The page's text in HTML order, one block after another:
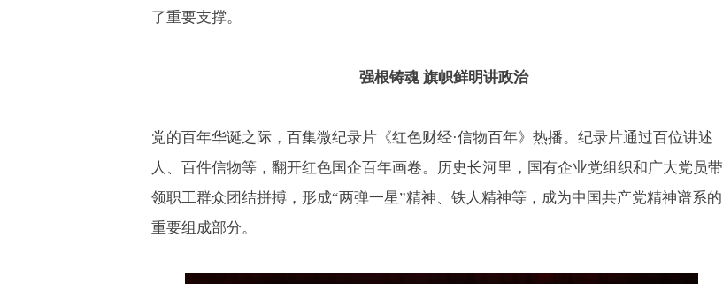
了重要支撑。
强根铸魂 旗帜鲜明讲政治
党的百年华诞之际，百集微纪录片《红色财经·信物百年》热播。纪录片通过百位讲述
人、百件信物等，翻开红色国企百年画卷。历史长河里，国有企业党组织和广大党员带
领职工群众团结拼搏，形成“两弹一星”精神、铁人精神等，成为中国共产党精神谱系的
重要组成部分。